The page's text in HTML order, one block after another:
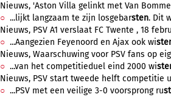
Nieuws, 'Aston Villa gelinkt met Van
...lijkt langzaam te zijn losgebarsten. Dit
Nieuws, PSV A1 verslaat FC Twente , 18
...Aangezien Feyenoord en Ajax ook wi
Nieuws, Waarschuwing voor PSV fans op
...van het competitieduel eind 2000 wi
Nieuws, PSV start tweede helft competitie
...PSV met een veilige 3-0 voorsprong ru